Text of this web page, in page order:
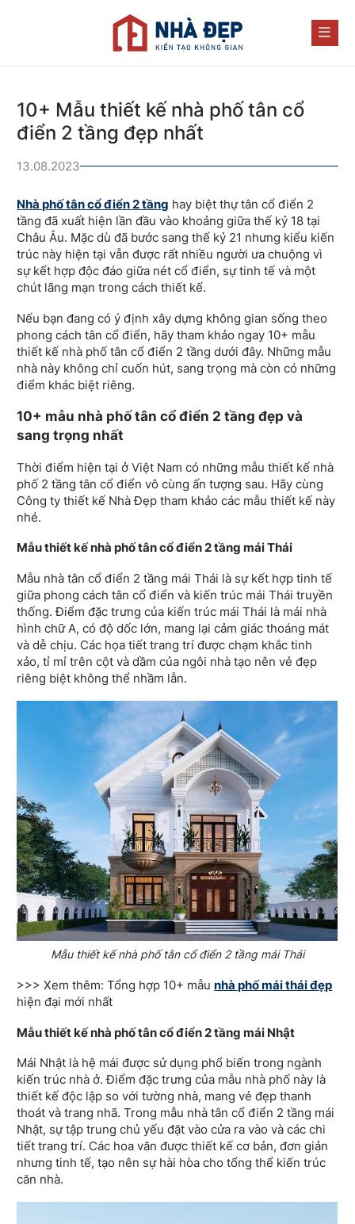
10+ Mẫu thiết kế nhà phố tân cổ
điển 2 tầng đẹp nhất
13.08.2023
Nhà phố tân cổ điển 2 tầng hay biệt thự tân cổ điển 2
tầng đã xuất hiện lần đầu vào khoảng giữa thế kỷ 18 tại
Châu Âu. Mặc dù đã bước sang thế kỷ 21 nhưng kiểu kiến
trúc này hiện tại vẫn được rất nhiều người ưa chuộng vì
sự kết hợp độc đáo giữa nét cổ điển, sự tinh tế và một
chút lãng mạn trong cách thiết kế.
Nếu bạn đang có ý định xây dựng không gian sống theo
phong cách tân cổ điển, hãy tham khảo ngay 10+ mẫu
thiết kế nhà phố tân cổ điển 2 tầng dưới đây. Những mẫu
nhà này không chỉ cuốn hút, sang trọng mà còn có những
điểm khác biệt riêng.
10+ mẫu nhà phố tân cổ điển 2 tầng đẹp và
sang trọng nhất
Thời điểm hiện tại ở Việt Nam có những mẫu thiết kế nhà
phố 2 tầng tân cổ điển vô cùng ấn tượng sau. Hãy cùng
Công ty thiết kế Nhà Đẹp tham khảo các mẫu thiết kế này
nhé.
Mẫu thiết kế nhà phố tân cổ điển 2 tầng mái Thái
Mẫu nhà tân cổ điển 2 tầng mái Thái là sự kết hợp tinh tế
giữa phong cách tân cổ điển và kiến trúc mái Thái truyền
thống. Điểm đặc trưng của kiến trúc mái Thái là mái nhà
hình chữ A, có độ dốc lớn, mang lại cảm giác thoáng mát
và dễ chịu. Các họa tiết trang trí được chạm khắc tinh
xảo, tỉ mỉ trên cột và dầm của ngôi nhà tạo nên vẻ đẹp
riêng biệt không thể nhầm lẫn.
Mẫu thiết kế nhà phố tân cổ điển 2 tầng mái Thái
>>> Xem thêm: Tổng hợp 10+ mẫunhà phố mái thái đẹp
hiện đại mới nhất
Mẫu thiết kế nhà phố tân cổ điển 2 tầng mái Nhật
Mái Nhật là hệ mái được sử dụng phổ biến trong ngành
kiến trúc nhà ở. Điểm đặc trưng của mẫu nhà phố này là
thiết kế độc lập so với tường nhà, mang vẻ đẹp thanh
thoát và trang nhã. Trong mẫu nhà tân cổ điển 2 tầng mái
Nhật, sự tập trung chủ yếu đặt vào cửa ra vào và các chi
tiết trang trí. Các hoa văn được thiết kế cơ bản, đơn giản
nhưng tinh tế, tạo nên sự hài hòa cho tổng thể kiến trúc
căn nhà.